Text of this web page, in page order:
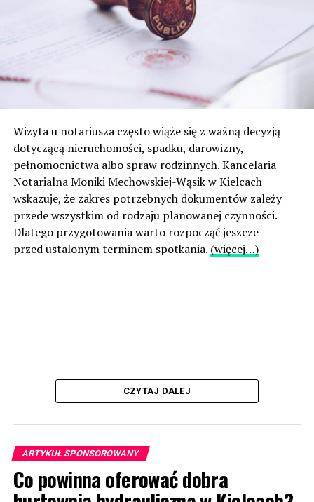
Wizyta u notariusza często wiąże się z ważną decyzją
dotyczącą nieruchomości, spadku, darowizny,
pełnomocnictwa albo spraw rodzinnych. Kancelaria
Notarialna Moniki Mechowskiej-Wąsik w Kielcach
wskazuje, że zakres potrzebnych dokumentów zależy
przede wszystkim od rodzaju planowanej czynności.
Dlatego przygotowania warto rozpocząć jeszcze
przed ustalonym terminem spotkania. (więcej…)
CZYTAJ DALEJ
ARTYKUŁ SPONSOROWANY
Co powinna oferować dobra